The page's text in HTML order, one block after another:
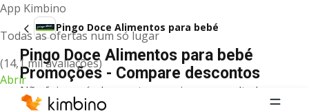
App Kimbino
Todas as ofertas num só lugar
(14,1 mil avaliações)
Abrir
Pingo Doce Alimentos para bebé
Pingo Doce Alimentos para bebé
Promoções - Compare descontos
Não foi possível encontrar quaisquer resultados
para este termo.